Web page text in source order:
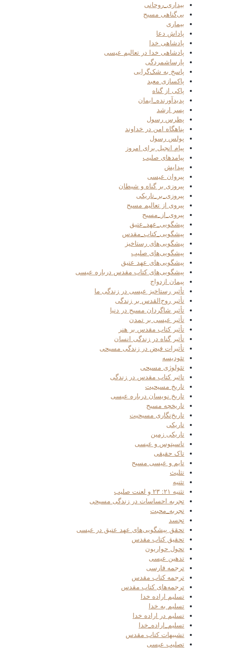
بیداری_روحانی
بی‌گناهی مسیح
بیماری
پاداش دعا
پادشاهی خدا
پادشاهی خدا در تعالیم عیسی
پارساشمردگی
پاسخ به شک‌گرایی
پاکسازی معبد
پاکی از گناه
پدیدآورنده_ایمان
پسر ارشد
پطرس رسول
پناهگاه امن در خداوند
پولس رسول
پیام انجیل برای امروز
پیامدهای صلیب
پیدایش
پیروان عیسی
پیروزی بر گناه و شیطان
پیروزی_بر_تاریکی
پیروی از تعالیم مسیح
پیروی_از_مسیح
پیشگویی_عهد_عتیق
پیشگویی_کتاب_مقدس
پیشگویی‌های رستاخیز
پیشگویی‌های صلیب
پیشگویی‌های عهد عتیق
پیشگویی‌های کتاب مقدس درباره عیسی
پیمان ازدواج
تأثیر رستاخیز عیسی در زندگی ما
تأثیر روح‌القدس بر زندگی
تأثیر شاگردان مسیح در دنیا
تأثیر عیسی بر تمدن
تأثیر کتاب مقدس بر هنر
تأثیر گناه در زندگی انسان
تأثیرات فیض در زندگی مسیحی
تئودیسه
تئولوژی مسیحی
تاثیر کتاب مقدس در زندگی
تاریخ مسیحیت
تاریخ نویسان درباره عیسی
تاریخچه مسیح
تاریخ‌نگاری مسیحیت
تاریکی
تاریکی زمین
تاسیتوس و عیسی
تاک حقیقی
تایم و عیسی مسیح
تثلیث
تثنیه
تثنیه ۲۱: ۲۳ و لعنت صلیب
تجربه احساسات در زندگی مسیحی
تجربه_محبت
تجسد
تحقق پیشگویی‌های عهد عتیق در عیسی
تحقیق کتاب مقدس
تحول حواریون
تدهین عیسی
ترجمه فارسی
ترجمه کتاب مقدس
ترجمه‌های کتاب مقدس
تسلیم اراده خدا
تسلیم به خدا
تسلیم در اراده خدا
تسلیم_اراده_خدا
تشبیهات کتاب مقدس
تصلیب عیسی